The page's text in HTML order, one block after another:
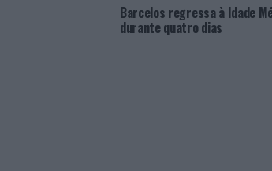
Barcelos regressa à Idade
durante quatro dias